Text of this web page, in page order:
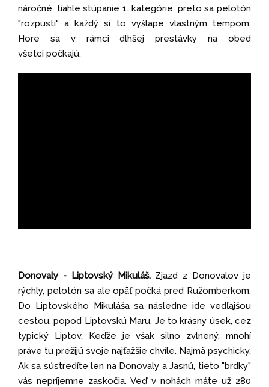
náročné, tiahle stúpanie 1. kategórie, preto sa pelotón
"rozpustí" a každý si to vyšlape vlastným tempom.
Hore sa v rámci dlhšej prestávky na obed
všetci počkajú.
Donovaly - Liptovský Mikuláš.Zjazd z Donovalov je
rýchly, pelotón sa ale opäť počká pred Ružomberkom.
Do Liptovského Mikuláša sa následne ide vedľajšou
cestou, popod Liptovskú Maru. Je to krásny úsek, cez
typický Liptov. Keďže je však silno zvlnený, mnohí
práve tu prežijú svoje najťažšie chvíle. Najmä psychicky.
Ak sa sústredíte len na Donovaly a Jasnú, tieto "brdky"
vás nepríjemne zaskočia. Veď v nohách máte už 280